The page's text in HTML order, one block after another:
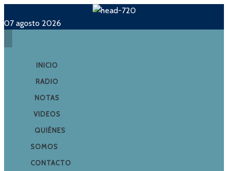
07 agosto 2026
INICIO
RADIO
NOTAS
VIDEOS
QUIÉNES
SOMOS
CONTACTO